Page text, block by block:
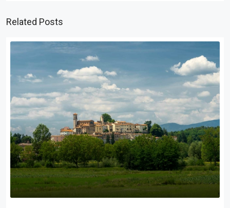
Related Posts